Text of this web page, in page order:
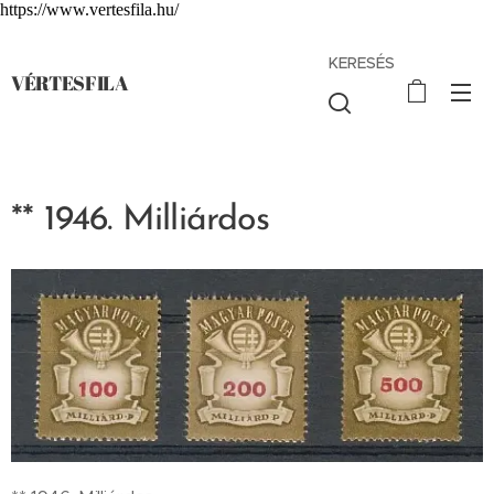
https://www.vertesfila.hu/
VÉRTESFILA
KERESÉS
** 1946. Milliárdos